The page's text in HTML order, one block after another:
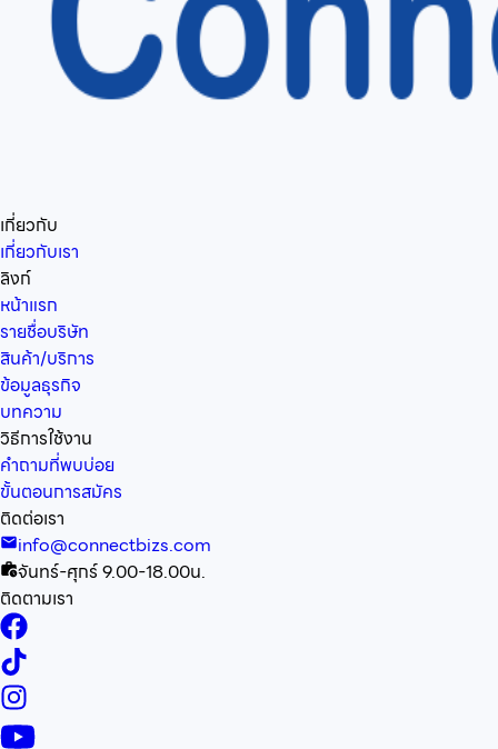
เกี่ยวกับ
เกี่ยวกับเรา
ลิงก์
หน้าแรก
รายชื่อบริษัท
สินค้า/บริการ
ข้อมูลธุรกิจ
บทความ
วิธีการใช้งาน
คำถามที่พบบ่อย
ขั้นตอนการสมัคร
ติดต่อเรา
info@connectbizs.com
จันทร์-ศุกร์ 9.00-18.00น.
ติดตามเรา